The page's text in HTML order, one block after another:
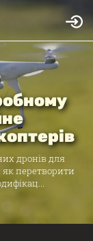
дронів для
перетворити